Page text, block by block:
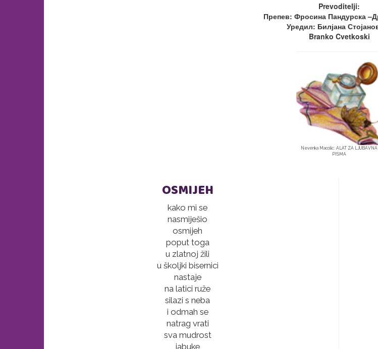
Prevoditelji:
Препев: Фросина Пандурска
Уредил: Билјана
Branko Cvetkoski
Nevenka Macolić: ALAT ZA LJUBAVNA
PISMA
OSMIJEH
kako mi se
nasmiješio
osmijeh
poput toga
u zlatnoj žili
u školjki bisernici
nastaje
na latici ruže
silazi s neba
i odmah se
natrag vrati
sva mudrost
jabuke